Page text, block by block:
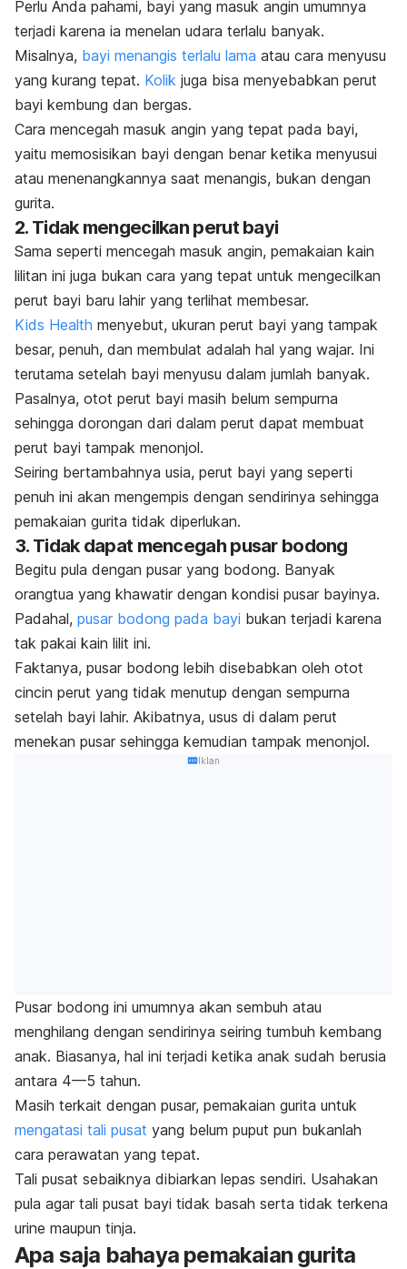
Perlu Anda pahami, bayi yang masuk angin umumnya
terjadi karena ia menelan udara terlalu banyak.
Misalnya, bayi menangis terlalu lama atau cara menyusu
yang kurang tepat. Kolik juga bisa menyebabkan perut
bayi kembung dan bergas.
Cara mencegah masuk angin yang tepat pada bayi,
yaitu memosisikan bayi dengan benar ketika menyusui
atau menenangkannya saat menangis, bukan dengan
gurita.
2. Tidak mengecilkan perut bayi
Sama seperti mencegah masuk angin, pemakaian kain
lilitan ini juga bukan cara yang tepat untuk mengecilkan
perut bayi baru lahir yang terlihat membesar.
Kids Health menyebut, ukuran perut bayi yang tampak
besar, penuh, dan membulat adalah hal yang wajar. Ini
terutama setelah bayi menyusu dalam jumlah banyak.
Pasalnya, otot perut bayi masih belum sempurna
sehingga dorongan dari dalam perut dapat membuat
perut bayi tampak menonjol.
Seiring bertambahnya usia, perut bayi yang seperti
penuh ini akan mengempis dengan sendirinya sehingga
pemakaian gurita tidak diperlukan.
3. Tidak dapat mencegah pusar bodong
Begitu pula dengan pusar yang bodong. Banyak
orangtua yang khawatir dengan kondisi pusar bayinya.
Padahal, pusar bodong pada bayi bukan terjadi karena
tak pakai kain lilit ini.
Faktanya, pusar bodong lebih disebabkan oleh otot
cincin perut yang tidak menutup dengan sempurna
setelah bayi lahir. Akibatnya, usus di dalam perut
menekan pusar sehingga kemudian tampak menonjol.
Iklan
Pusar bodong ini umumnya akan sembuh atau
menghilang dengan sendirinya seiring tumbuh kembang
anak. Biasanya, hal ini terjadi ketika anak sudah berusia
antara 4—5 tahun.
Masih terkait dengan pusar, pemakaian gurita untuk
mengatasi tali pusat yang belum puput pun bukanlah
cara perawatan yang tepat.
Tali pusat sebaiknya dibiarkan lepas sendiri. Usahakan
pula agar tali pusat bayi tidak basah serta tidak terkena
urine maupun tinja.
Apa saja bahaya pemakaian gurita